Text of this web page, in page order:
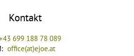
Kontakt
699 188 78 089
office(at)ejoe.at